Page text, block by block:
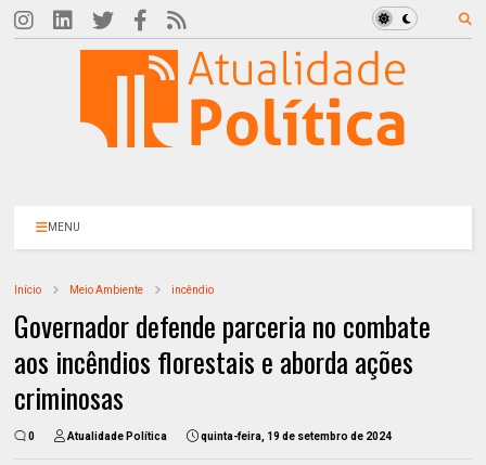
MENU
Início Meio Ambiente incêndio
Governador defende parceria no combate
aos incêndios florestais e aborda ações
criminosas
0 Atualidade Política quinta-feira, 19 de setembro de 2024